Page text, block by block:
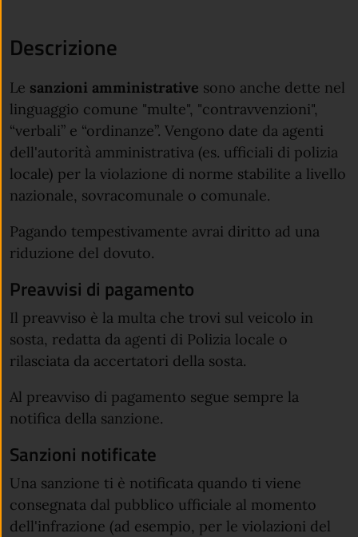
Descrizione
Le sanzioni amministrative sono anche dette nel
linguaggio comune "multe", "contravvenzioni",
“verbali” e “ordinanze”. Vengono date da agenti
dell'autorità amministrativa (es. ufficiali di polizia
locale) per la violazione di norme stabilite a livello
nazionale, sovracomunale o comunale.
Pagando tempestivamente avrai diritto ad una
riduzione del dovuto.
Preavvisi di pagamento
Il preavviso è la multa che trovi sul veicolo in
sosta, redatta da agenti di Polizia locale o
rilasciata da accertatori della sosta.
Al preavviso di pagamento segue sempre la
notifica della sanzione.
Sanzioni notificate
Una sanzione ti è notificata quando ti viene
consegnata dal pubblico ufficiale al momento
dell'infrazione (ad esempio, per le violazioni del